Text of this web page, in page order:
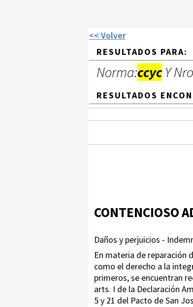
<< Volver
RESULTADOS PARA:
Norma:ccycY
RESULTADOS
CONTENCIOSO
Daños y perjuicios -
En materia de reparación
como el derecho a la
primeros, se encuentran
arts. I de la Declaración
5 y 21 del Pacto de San